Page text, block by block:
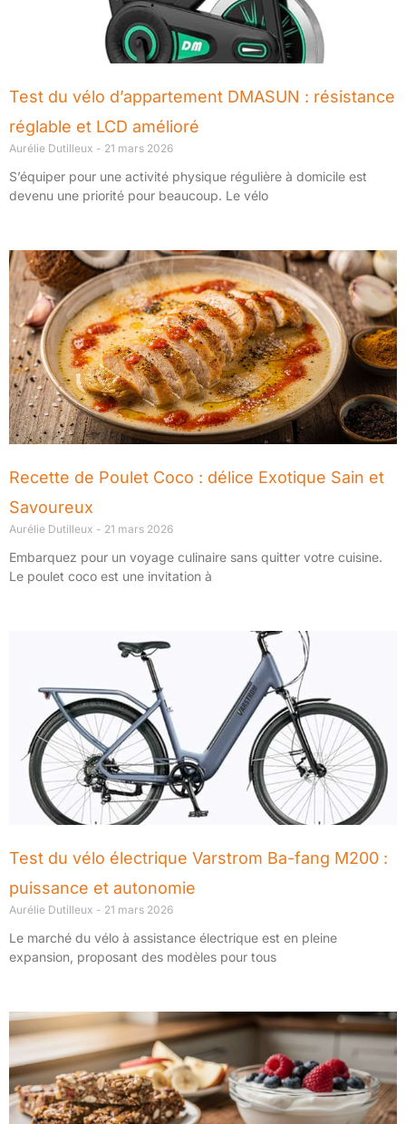
Test du vélo d’appartement DMASUN : résistance
réglable et LCD amélioré
Aurélie Dutilleux 21 mars 2026
S’équiper pour une activité physique régulière à domicile est
devenu une priorité pour beaucoup. Le vélo
Recette de Poulet Coco : délice Exotique Sain et
Savoureux
Aurélie Dutilleux 21 mars 2026
Embarquez pour un voyage culinaire sans quitter votre cuisine.
Le poulet coco est une invitation à
Test du vélo électrique Varstrom Ba-fang M200 :
puissance et autonomie
Aurélie Dutilleux 21 mars 2026
Le marché du vélo à assistance électrique est en pleine
expansion, proposant des modèles pour tous